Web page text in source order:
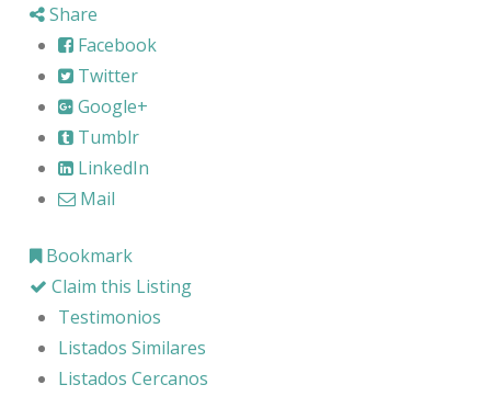
Share
Facebook
Twitter
Google+
Tumblr
LinkedIn
Mail
Bookmark
Claim this Listing
Testimonios
Listados Similares
Listados Cercanos